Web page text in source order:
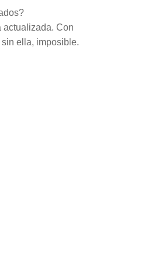
actualizada. Con
ella, imposible.